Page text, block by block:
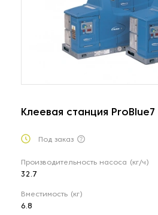
Клеевая станция ProBlue7
Под заказ
Производительность насоса (кг/ч)
32.7
Вместимость (кг)
6.8